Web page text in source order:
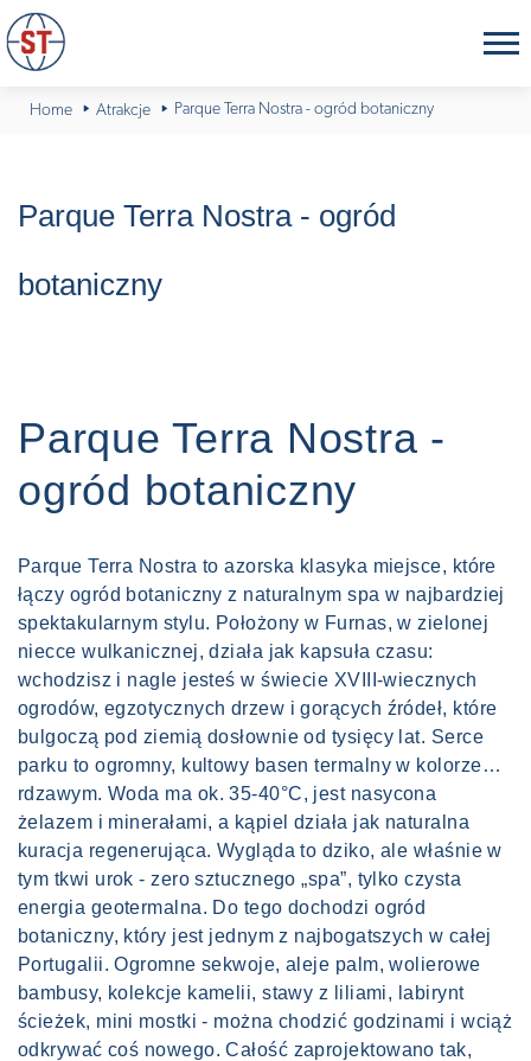
Home Atrakcje Parque Terra Nostra - ogród botaniczny
Parque Terra Nostra - ogród
botaniczny
Parque Terra Nostra -
ogród botaniczny
Parque Terra Nostra to azorska klasyka miejsce, które
łączy ogród botaniczny z naturalnym spa w najbardziej
spektakularnym stylu. Położony w Furnas, w zielonej
niecce wulkanicznej, działa jak kapsuła czasu:
wchodzisz i nagle jesteś w świecie XVIII-wiecznych
ogrodów, egzotycznych drzew i gorących źródeł, które
bulgoczą pod ziemią dosłownie od tysięcy lat. Serce
parku to ogromny, kultowy basen termalny w kolorze…
rdzawym. Woda ma ok. 35-40°C, jest nasycona
żelazem i minerałami, a kąpiel działa jak naturalna
kuracja regenerująca. Wygląda to dziko, ale właśnie w
tym tkwi urok - zero sztucznego „spa”, tylko czysta
energia geotermalna. Do tego dochodzi ogród
botaniczny, który jest jednym z najbogatszych w całej
Portugalii. Ogromne sekwoje, aleje palm, wolierowe
bambusy, kolekcje kamelii, stawy z liliami, labirynt
ścieżek, mini mostki - można chodzić godzinami i wciąż
odkrywać coś nowego. Całość zaprojektowano tak,